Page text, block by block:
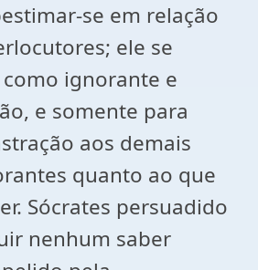
se em relação
ele se
ignorante e
e somente para
aos demais
quanto ao que
Sócrates persuadido
nenhum saber